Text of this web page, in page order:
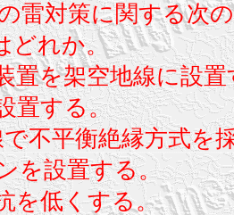
雷対策に関する次
どれか。
置を架空地線に設置
置する。
不平衡絶縁方式を
を設置する。
を低くする。